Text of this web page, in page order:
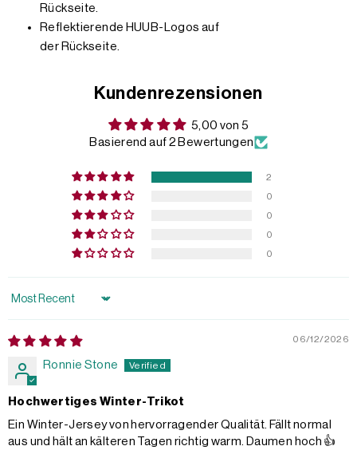
Rückseite.
Reflektierende HUUB-Logos auf
der Rückseite.
Kundenrezensionen
5,00 von 5
Basierend auf 2 Bewertungen
2
0
0
0
0
Sort by
06/12/2026
Ronnie Stone
Hochwertiges Winter-Trikot
Ein Winter-Jersey von hervorragender Qualität. Fällt normal
aus und hält an kälteren Tagen richtig warm. Daumen hoch 👍